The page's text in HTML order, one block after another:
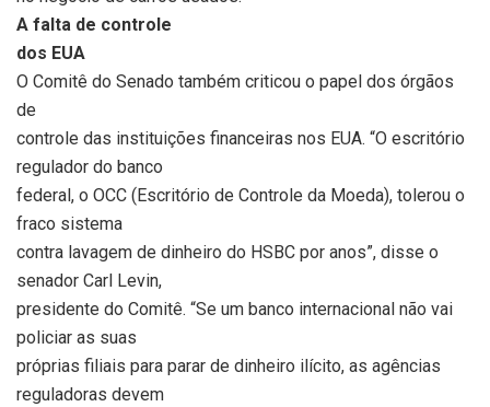
A falta de controle
dos EUA
O Comitê do Senado também criticou o papel dos órgãos
de
controle das instituições financeiras nos EUA. “O escritório
regulador do banco
federal, o OCC (Escritório de Controle da Moeda), tolerou o
fraco sistema
contra lavagem de dinheiro do HSBC por anos”, disse o
senador Carl Levin,
presidente do Comitê. “Se um banco internacional não vai
policiar as suas
próprias filiais para parar de dinheiro ilícito, as agências
reguladoras devem